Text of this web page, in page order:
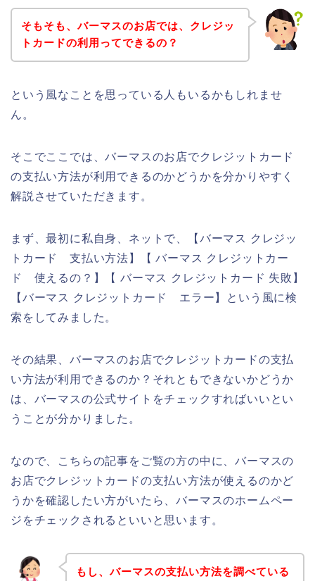
そもそも、バーマスのお店では、クレジッ
トカードの利用ってできるの？
という風なことを思っている人もいるかもしれませ
ん。
そこでここでは、バーマスのお店でクレジットカード
の支払い方法が利用できるのかどうかを分かりやすく
解説させていただきます。
まず、最初に私自身、ネットで、【バーマス クレジッ
トカード 支払い方法】【 バーマス クレジットカー
ド 使えるの？】【 バーマス クレジットカード 失敗】
【バーマス クレジットカード エラー】という風に検
索をしてみました。
その結果、バーマスのお店でクレジットカードの支払
い方法が利用できるのか？それともできないかどうか
は、バーマスの公式サイトをチェックすればいいとい
うことが分かりました。
なので、こちらの記事をご覧の方の中に、バーマスの
お店でクレジットカードの支払い方法が使えるのかど
うかを確認したい方がいたら、バーマスのホームペー
ジをチェックされるといいと思います。
もし、バーマスの支払い方法を調べている